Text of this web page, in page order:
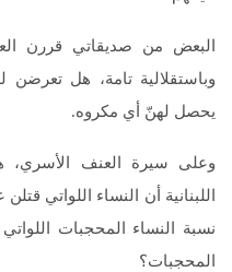
البعض من صديقاتي قررن
وباستقلالية تامة، هل
يحصل لهنّ أي مكروه.
وعلى سيرة العنف الأسري،
اللبنانية أن النساء اللواتي
نسبة النساء المحجبات
المحجبات؟